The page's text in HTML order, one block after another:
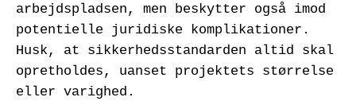
arbejdspladsen, men beskytter også imod
potentielle juridiske komplikationer.
Husk, at sikkerhedsstandarden altid skal
opretholdes, uanset projektets størrelse
eller varighed.